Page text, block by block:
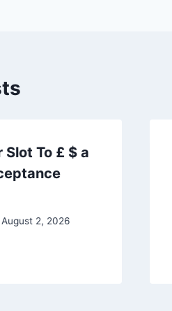
Slot To £ $ a
August 2, 2026